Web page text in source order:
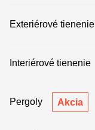
Exteriérové tienenie
Interiérové tienenie
Pergoly Akcia